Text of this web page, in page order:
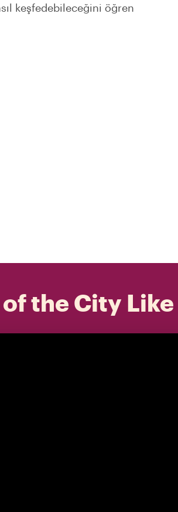
keşfedebileceğini öğren
the City Like